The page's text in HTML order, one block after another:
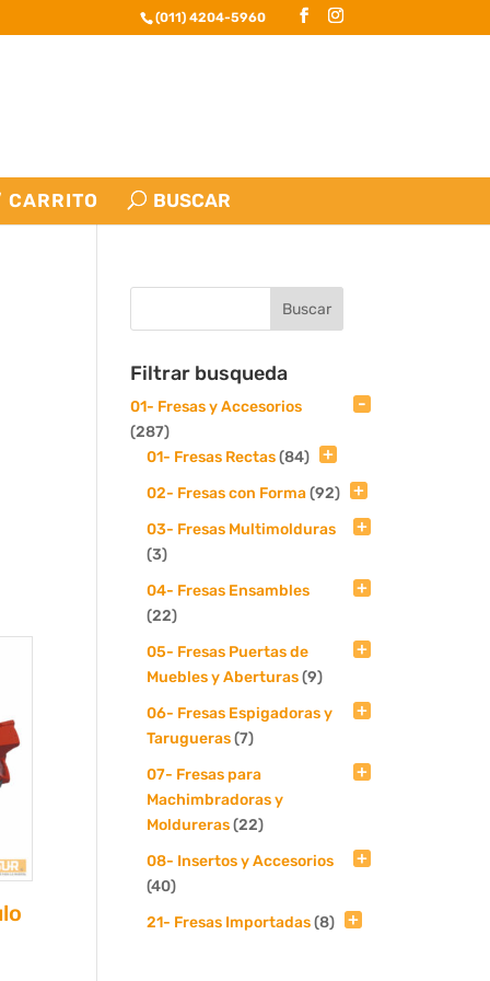
(011) 4204-5960
CARRITO
Filtrar busqueda
01- Fresas y Accesorios
(287)
01- Fresas Rectas(84)
02- Fresas con Forma(92)
03- Fresas Multimolduras
(3)
04- Fresas Ensambles
(22)
05- Fresas Puertas de
Muebles y Aberturas(9)
06- Fresas Espigadoras y
Tarugueras(7)
07- Fresas para
Machimbradoras y
Moldureras(22)
08- Insertos y Accesorios
(40)
21- Fresas Importadas(8)